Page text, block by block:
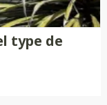
type de